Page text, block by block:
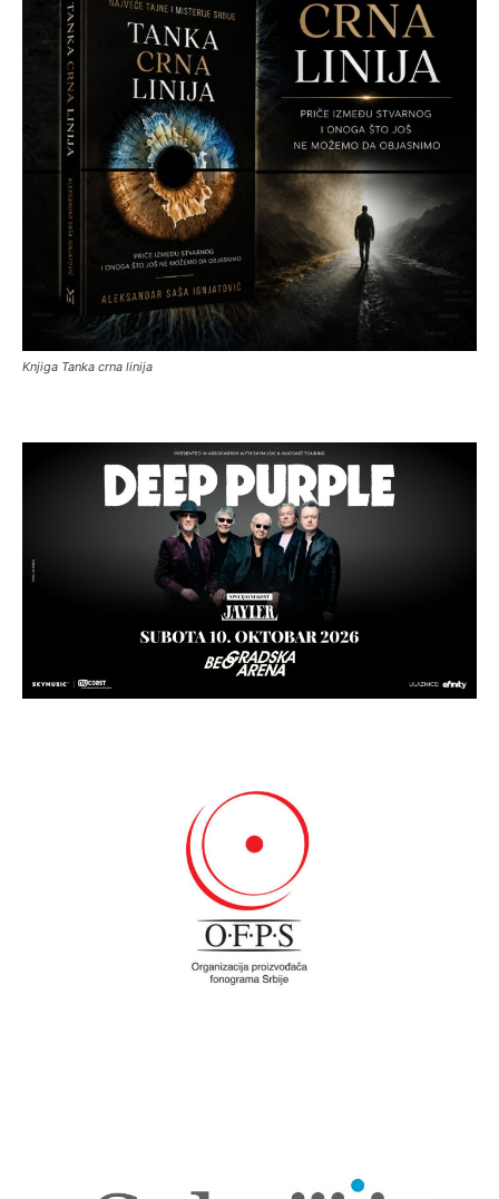
Knjiga Tanka crna linija